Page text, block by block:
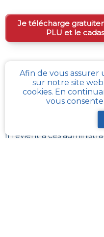
Je télécharge
PLU et le
Comment obtenir
d’Urbanisme
PLU est disponible
l’urbanisme de la
Il revient à ces
Afin de vous assurer
sur notre site
cookies. En
vous